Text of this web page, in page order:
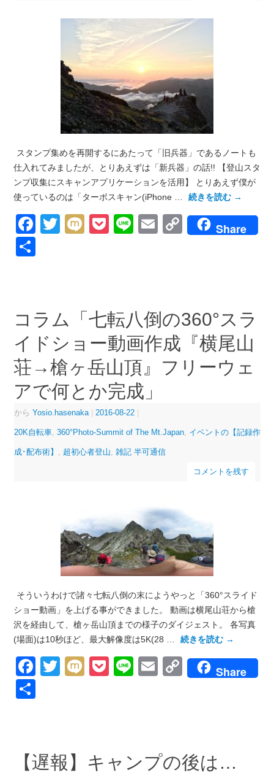
スタンプ集めを再開するにあたって「旧兵器」であるノートも
仕入れてみましたが、とりあえずは「新兵器」の話!! 【登山スタ
ンプ収集にスキャンアプリケーションを活用】 とりあえず僕が
使っているのは「ターボスキャン(iPhone …
続きを読む →
Facebook
Twitter
MixiPocket
LineEmailCopyShare
コラム「七転八倒の360°スラ
イドショー動画作成『横尾山
荘→槍ヶ岳山頂』フリーウェ
アで何とか完成」
から Yosio.hasenaka 2016-08-22
20K自転車, 360°Photo-Summit of The Mt.Japan, イベントの【記録作
成･配布術】 , 超初心者登山, 雑記 半可通信
コメントを残す
そういうわけで諸々七転八倒の末にようやっと「360°スライド
ショー動画」を上げる事ができました。 動画は横尾山荘から槍
沢を経由して、槍ヶ岳山頂までの様子のダイジェスト。 各写真
(場面)は10秒ほど、最大解像度は5K(28 …
続きを読む →
Facebook
Twitter
MixiPocket
LineEmailCopyShare
【遅報】キャンプの後は…